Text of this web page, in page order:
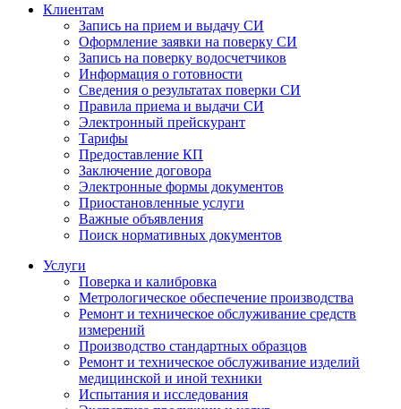
Клиентам
Запись на прием и выдачу СИ
Оформление заявки на поверку СИ
Запись на поверку водосчетчиков
Информация о готовности
Сведения о результатах поверки СИ
Правила приема и выдачи СИ
Электронный прейскурант
Тарифы
Предоставление КП
Заключение договора
Электронные формы документов
Приостановленные услуги
Важные объявления
Поиск нормативных документов
Услуги
Поверка и калибровка
Метрологическое обеспечение производства
Ремонт и техническое обслуживание средств
измерений
Производство стандартных образцов
Ремонт и техническое обслуживание изделий
медицинской и иной техники
Испытания и исследования